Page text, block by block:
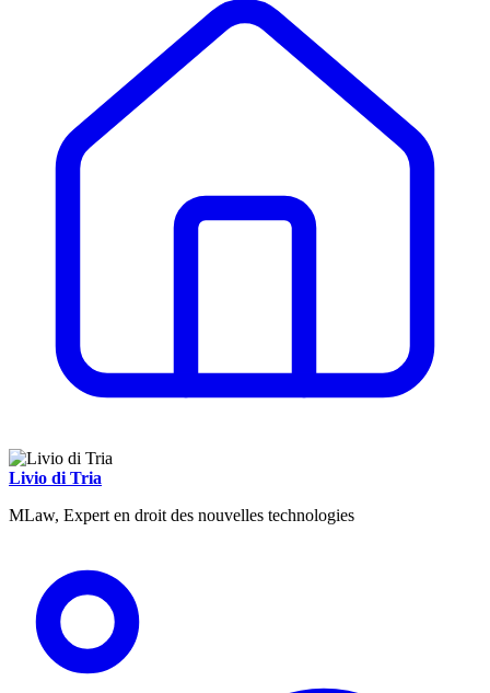
Livio di Tria
MLaw, Expert en droit des nouvelles technologies